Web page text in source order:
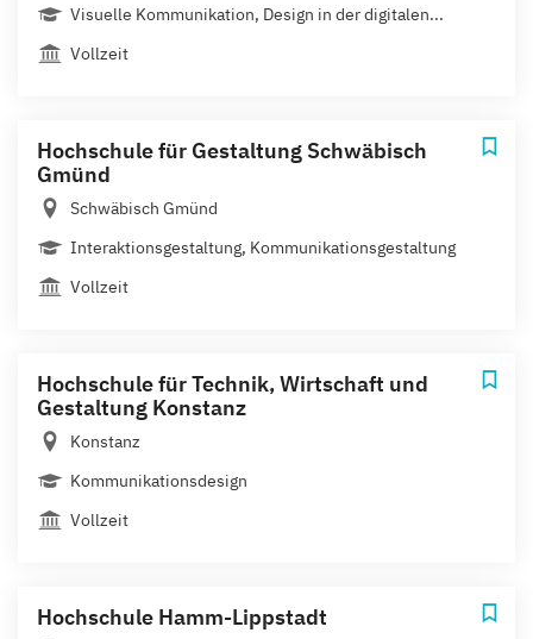
Visuelle Kommunikation, Design in der digitalen...
Vollzeit
Hochschule für Gestaltung Schwäbisch
Gmünd
Schwäbisch Gmünd
Interaktionsgestaltung, Kommunikationsgestaltung
Vollzeit
Hochschule für Technik, Wirtschaft und
Gestaltung Konstanz
Konstanz
Kommunikationsdesign
Vollzeit
Hochschule Hamm-Lippstadt